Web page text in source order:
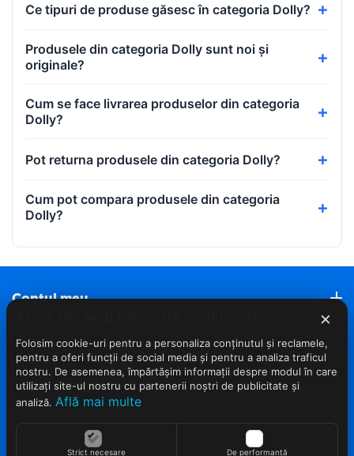
Ce tipuri de produse găsesc în categoria Dolly?
Produsele din categoria Dolly sunt noi și
originale?
Cum se face livrarea produselor din categoria
Dolly?
Pot returna produsele din categoria Dolly?
Cum pot compara produsele din categoria
Dolly?
Contul meu
Roveli Marketplace
Servicii clienti (Nou)
×
Folosim cookie-uri pentru a personaliza conținutul și reclamele,
pentru a oferi funcții de social media și pentru a analiza traficul
nostru. De asemenea, împărtășim informații despre modul în care
utilizați site-ul nostru cu partenerii noștri de publicitate și
analiză. Află mai multe
Strict necesare De performanță